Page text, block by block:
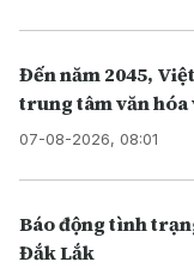
Đến năm 2045,
trung tâm văn hóa
07-08-2026, 08:01
Báo động tình
Đắk Lắk